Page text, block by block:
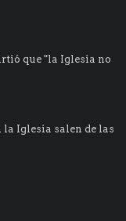
que "la Iglesia no
la Iglesia salen de las